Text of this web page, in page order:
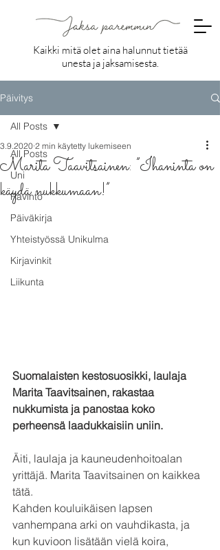
Kaikki mitä olet aina halunnut tietää
unesta ja jaksamisesta.
Päivitys
All Posts
Uni
Ravinto
Päiväkirja
Yhteistyössä Unikulma
Kirjavinkit
Liikunta
All Posts
Marita Taavitsainen: ”Ihaninta on
käydä nukkumaan!”
3.9.2020 2 min käytetty lukemiseen
Suomalaisten kestosuosikki, laulaja
Marita Taavitsainen, rakastaa
nukkumista ja panostaa koko
perheensä laadukkaisiin uniin.
Äiti, laulaja ja kauneudenhoitoalan
yrittäjä. Marita Taavitsainen on kaikkea
tätä.
Kahden kouluikäisen lapsen
vanhempana arki on vauhdikasta, ja
kun kuvioon lisätään vielä koira,